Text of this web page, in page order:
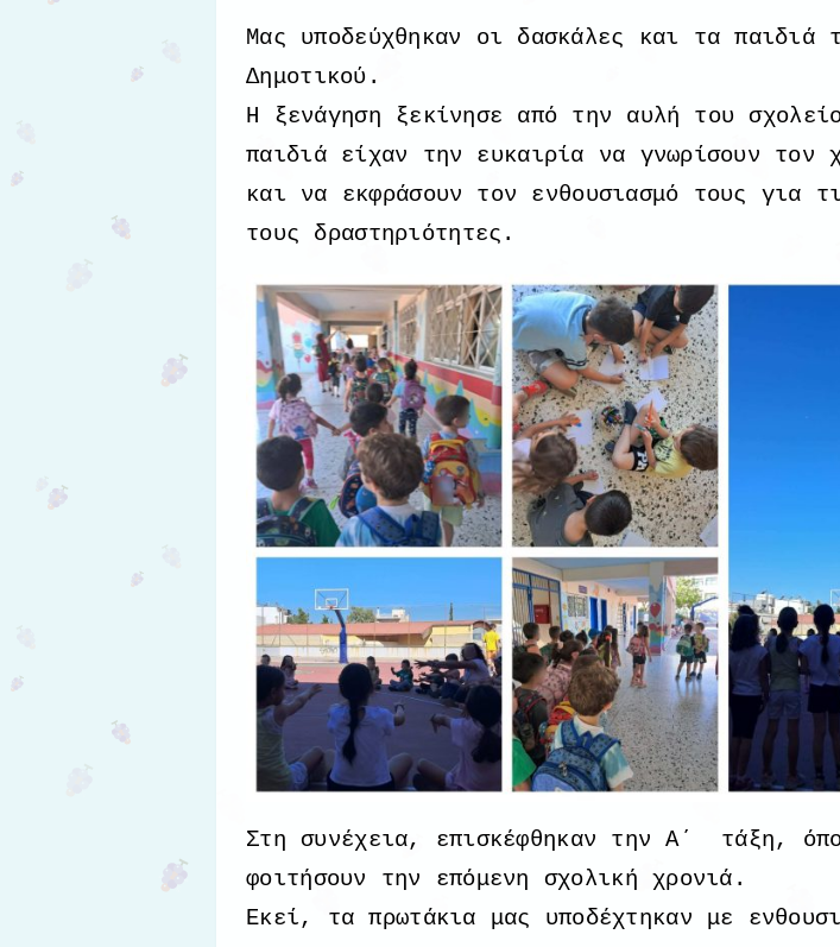
Μας υποδεύχθηκαν οι δασκάλες και τα παιδιά
Δημοτικού.
Η ξενάγηση ξεκίνησε από την αυλή του
παιδιά είχαν την ευκαιρία να γνωρίσουν τον
και να εκφράσουν τον ενθουσιασμό τους για
τους δραστηριότητες.
Στη συνέχεια, επισκέφθηκαν την Α΄ τάξη,
φοιτήσουν την επόμενη σχολική χρονιά.
Εκεί, τα πρωτάκια μας υποδέχτηκαν με